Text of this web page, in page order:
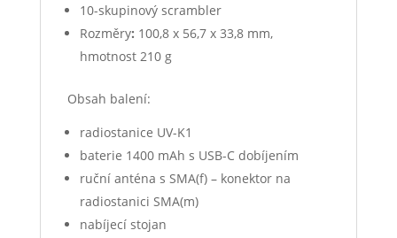
10-skupinový scrambler
Rozměry: 100,8 x 56,7 x 33,8 mm,
hmotnost 210 g
Obsah balení:
radiostanice UV-K1
baterie 1400 mAh s USB-C dobíjením
ruční anténa s SMA(f) – konektor na
radiostanici SMA(m)
nabíjecí stojan